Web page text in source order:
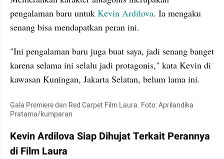
pengalaman baru untuk Kevin Ardilova. Ia mengaku
senang bisa mendapatkan peran ini.
"Ini pengalaman baru juga buat saya, jadi senang banget
karena selama ini selalu jadi protagonis," kata Kevin di
kawasan Kuningan, Jakarta Selatan, belum lama ini.
Gala Premiere dan Red Carpet Film Laura. Foto: Aprilandika
Pratama/kumparan
Kevin Ardilova Siap Dihujat Terkait Perannya
di Film Laura